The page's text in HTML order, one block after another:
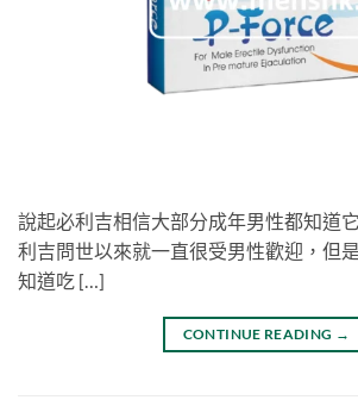
說起必利吉相信大部分成年男性都知道
利吉問世以來就一直很受男性歡迎，但
知道吃 […]
CONTINUE READING →